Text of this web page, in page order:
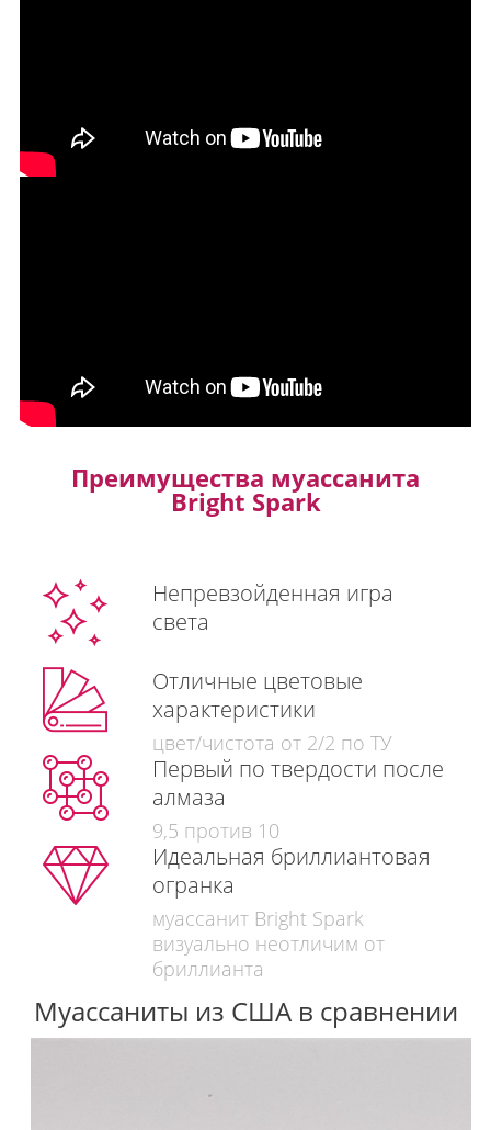
Преимущества муассанита
Bright Spark
Непревзойденная игра
света
Отличные цветовые
характеристики
цвет/чистота от 2/2 по ТУ
Первый по твердости после
алмаза
9,5 против 10
Идеальная бриллиантовая
огранка
муассанит Bright Spark
визуально неотличим от
бриллианта
Муассаниты из США в сравнении